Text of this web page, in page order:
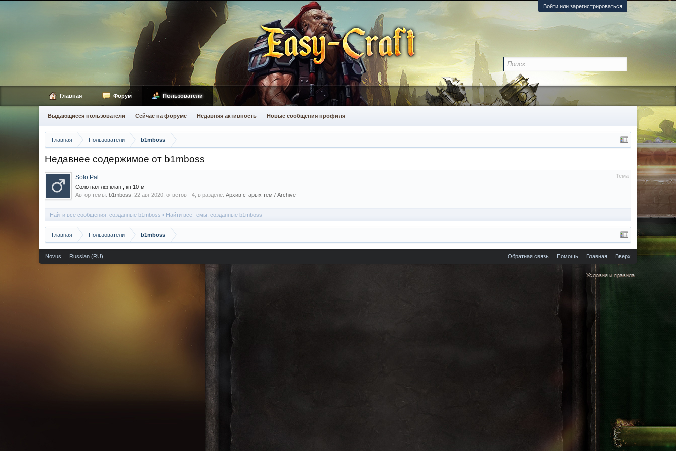
Войти или зарегистрироваться
Главная Пользователи b1mboss
Недавнее содержимое от b1mboss
Тема
Solo Pal
Соло пал лф клан , кп 10-м
Автор темы: b1mboss 22 авг 2020 , ответов - 4, в разделе: Архив старых тем / Archive
Найти все сообщения, созданные b1mboss Найти все темы, созданные b1mboss
Главная Пользователи b1mboss
Главная Форум Пользователи
Выдающиеся пользователи Сейчас на форуме Недавняя активность Новые сообщения профиля
Novus Russian (RU) Обратная связь Помощь Главная Вверх
Условия и правила